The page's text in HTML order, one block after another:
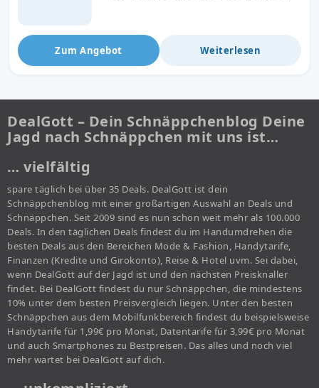
Zum Angebot Weiterlesen
DealGott – Dein Schnäppchenblog Deine
Jagd nach Schnäppchen mit uns ist…
… vielfältig
spare täglich bei über 35 Deals. DealGott ist dein
Schnäppchenblog mit einer großartigen Auswahl an Deals und
Schnäppchen. Seit 2009 sind es nun schon weit mehr als 100.000
Deals. In den täglichen Deals findest du im Handumdrehen die
besten Deals aus den Bereichen Mode & Fashion, Handytarife,
Finanzen (Kredite und Girokonto), Reise & Hotel uvm. Sei dabei,
wenn DealGott auf der Jagd ist und den nächsten Preisknaller
findet. Bei DealGott findest du nur Schnäppchen, die mindestens
10% unter dem besten Preisvergleich liegen. Unter den besten
Schnäppchen aus dem Mobilfunkbereich findest du beispielsweise
Handytarife für 1,99€ pro Monat, Datentarife für 3,99€ pro Monat
und auch Smartphones zu Bestpreisen. Das alles und noch viel
mehr wartet bei DealGott auf dich.